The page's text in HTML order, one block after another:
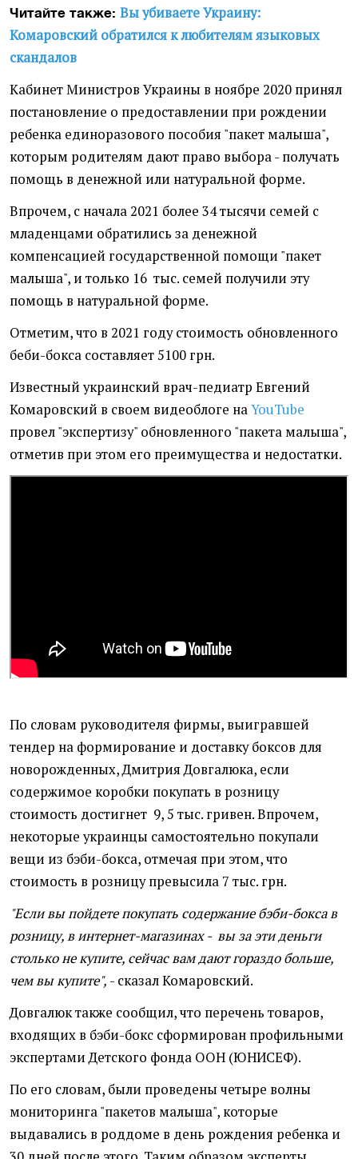
Читайте также: Вы убиваете Украину:
Комаровский обратился к любителям языковых
скандалов
Кабинет Министров Украины в ноябре 2020 принял
постановление о предоставлении при рождении
ребенка единоразового пособия "пакет малыша",
которым родителям дают право выбора - получать
помощь в денежной или натуральной форме.
Впрочем, с начала 2021 более 34 тысячи семей с
младенцами обратились за денежной
компенсацией государственной помощи "пакет
малыша", и только 16 тыс. семей получили эту
помощь в натуральной форме.
Отметим, что в 2021 году стоимость обновленного
беби-бокса составляет 5100 грн.
Известный украинский врач-педиатр Евгений
Комаровский в своем видеоблоге наYouTube
провел "экспертизу" обновленного "пакета малыша",
отметив при этом его преимущества и недостатки.
По словам руководителя фирмы, выигравшей
тендер на формирование и доставку боксов для
новорожденных, Дмитрия Довгалюка, если
содержимое коробки покупать в розницу
стоимость достигнет 9, 5 тыс. гривен. Впрочем,
некоторые украинцы самостоятельно покупали
вещи из бэби-бокса, отмечая при этом, что
стоимость в розницу превысила 7 тыс. грн.
"Если вы пойдете покупать содержание бэби-бокса в
розницу, в интернет-магазинах - вы за эти деньги
столько не купите, сейчас вам дают гораздо больше,
чем вы купите", - сказал Комаровский.
Довгалюк также сообщил, что перечень товаров,
входящих в бэби-бокс сформирован профильными
экспертами Детского фонда ООН (ЮНИСЕФ).
По его словам, были проведены четыре волны
мониторинга "пакетов малыша", которые
выдавались в роддоме в день рождения ребенка и